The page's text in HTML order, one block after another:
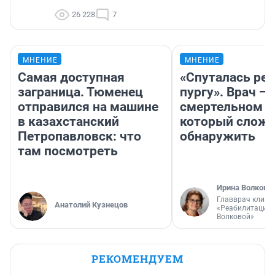
26 228 7
МНЕНИЕ
Самая доступная
заграница. Тюменец
отправился на машине
в казахстанский
Петропавловск: что
там посмотреть
Анатолий Кузнецов
МНЕНИЕ
«Спуталась
пургу». Врач —
смертельном
который
обнаружить
Ирина Волкова
Главврач
«Реабилитация
Волковой»
РЕКОМЕНДУЕМ